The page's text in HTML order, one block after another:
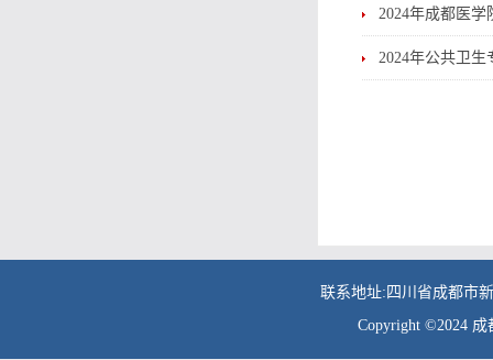
2024年成都医
2024年公共卫
联系地址:四川省成都市
Copyright ©2024